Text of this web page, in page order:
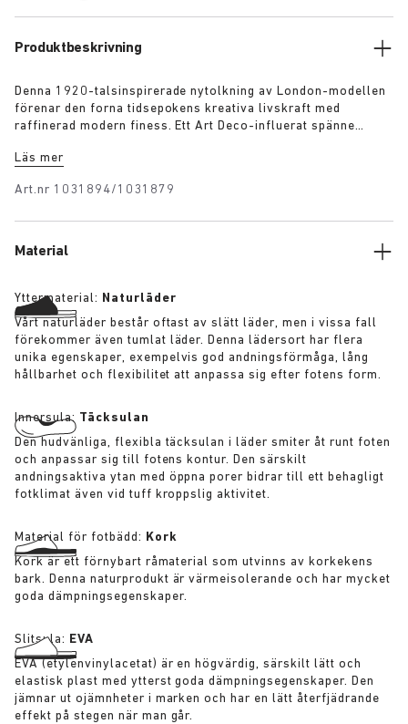
Produktbeskrivning
Denna 1920-talsinspirerade nytolkning av London-modellen
förenar den forna tidsepokens kreativa livskraft med
raffinerad modern finess. Ett Art Deco-influerat spänne
sofistikerad elegans som återspeglar den tidstypiska
framtoning och det lena mockamaterialet sörjer för
Läs mer
Art.nr 1031894/1031879
Material
Yttermaterial: Naturläder
Vårt naturläder består oftast av slätt läder, men i vissa fall
förekommer även tumlat läder. Denna lädersort har flera
unika egenskaper, exempelvis god andningsförmåga, lång
hållbarhet och flexibilitet att anpassa sig efter fotens form.
Innersula: Täcksulan
Den hudvänliga, flexibla täcksulan i läder smiter åt runt foten
och anpassar sig till fotens kontur. Den särskilt
andningsaktiva ytan med öppna porer bidrar till ett behagligt
fotklimat även vid tuff kroppslig aktivitet.
Material för fotbädd: Kork
Kork är ett förnybart råmaterial som utvinns av korkekens
bark. Denna naturprodukt är värmeisolerande och har mycket
goda dämpningsegenskaper.
Slitsula: EVA
EVA (etylenvinylacetat) är en högvärdig, särskilt lätt och
elastisk plast med ytterst goda dämpningsegenskaper. Den
jämnar ut ojämnheter i marken och har en lätt återfjädrande
effekt på stegen när man går.